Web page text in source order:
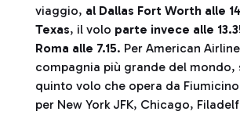
viaggio, al Dallas Fort Worth alle
Texas, il volo parte invece alle
Roma alle 7.15. Per American
compagnia più grande del mondo,
quinto volo che opera da
per New York JFK, Chicago,